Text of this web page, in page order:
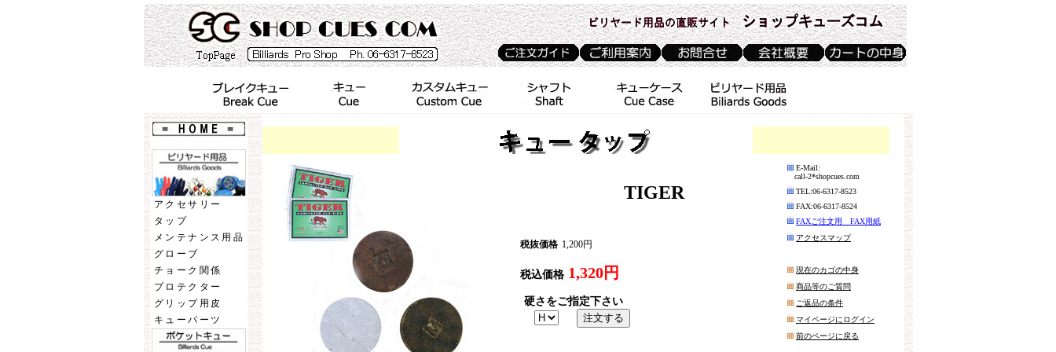
アクセサリー
タップ
メンテナンス用品
グローブ
チョーク関係
プロテクター
グリップ用皮
キューパーツ
TIGER
税抜価格 1,200円
税込価格 1,320円
硬さをご指定下さい
E-Mail:
call-2*shopcues.com
TEL:06-6317-8523
FAX:06-6317-8524
FAXご注文用 FAX用紙
アクセスマップ
現在のカゴの中身
商品等のご質問
ご返品の条件
マイページにログイン
前のページに戻る